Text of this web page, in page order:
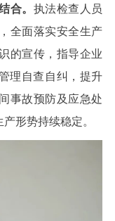
合。 执法检查人员
全面落实安全生产
的宣传，指导企业
理自查自纠，提升
事故预防及应急处
形势持续稳定。